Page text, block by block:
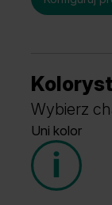
Wybierz
Uni kolor